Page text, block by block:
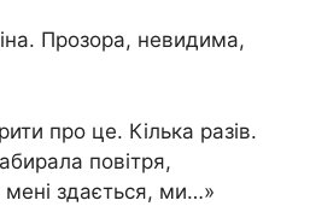
Прозора, невидима,
про це. Кілька разів.
повітря,
здається, ми…»